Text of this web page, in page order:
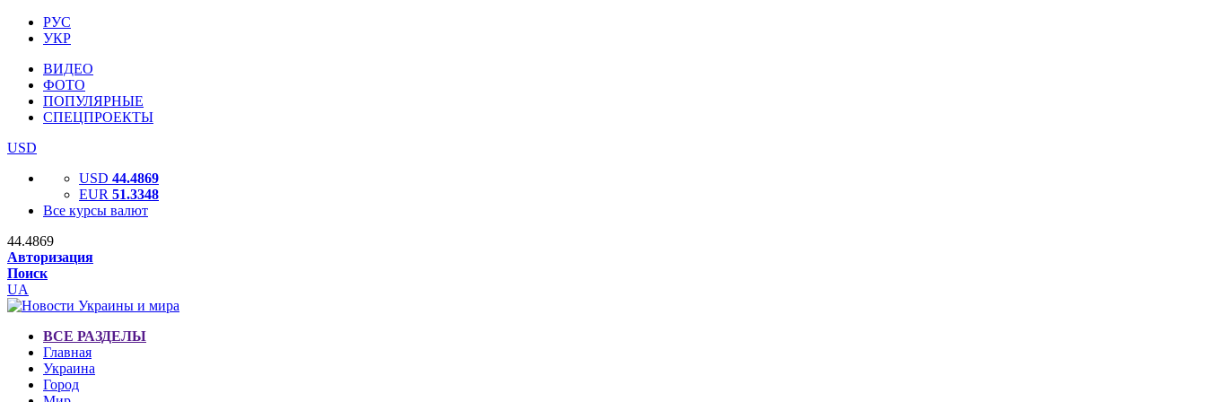
РУС
УКР
ВИДЕО
ФОТО
ПОПУЛЯРНЫЕ
СПЕЦПРОЕКТЫ
USD
USD 44.4869
EUR 51.3348
Все курсы валют
44.4869
Авторизация
Поиск
UA
ВСЕ РАЗДЕЛЫ
Главная
Украина
Город